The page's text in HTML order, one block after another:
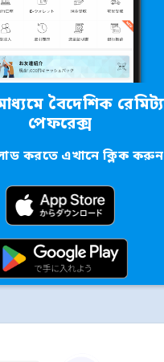
বৈদেশিক
পেফরেক্স
করতে এখানে ক্লিক করুন